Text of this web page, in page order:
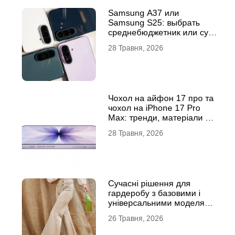
Samsung A37 или
Samsung S25: выбрать
среднебюджетник или суб-
28 Травня, 2026
Чохол на айфон 17 про та
чохол на iPhone 17 Pro
Max: тренди, матеріали та
28 Травня, 2026
Сучасні рішення для
гардеробу з базовими і
універсальними моделями
26 Травня, 2026